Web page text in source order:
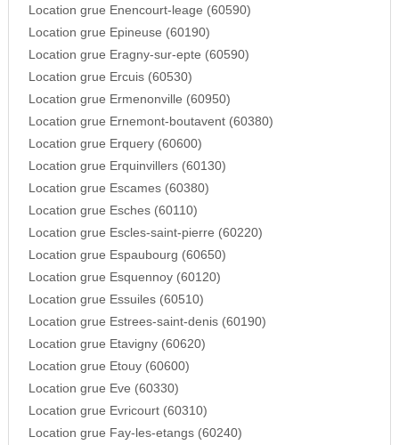
Location grue Enencourt-leage (60590)
Location grue Epineuse (60190)
Location grue Eragny-sur-epte (60590)
Location grue Ercuis (60530)
Location grue Ermenonville (60950)
Location grue Ernemont-boutavent (60380)
Location grue Erquery (60600)
Location grue Erquinvillers (60130)
Location grue Escames (60380)
Location grue Esches (60110)
Location grue Escles-saint-pierre (60220)
Location grue Espaubourg (60650)
Location grue Esquennoy (60120)
Location grue Essuiles (60510)
Location grue Estrees-saint-denis (60190)
Location grue Etavigny (60620)
Location grue Etouy (60600)
Location grue Eve (60330)
Location grue Evricourt (60310)
Location grue Fay-les-etangs (60240)